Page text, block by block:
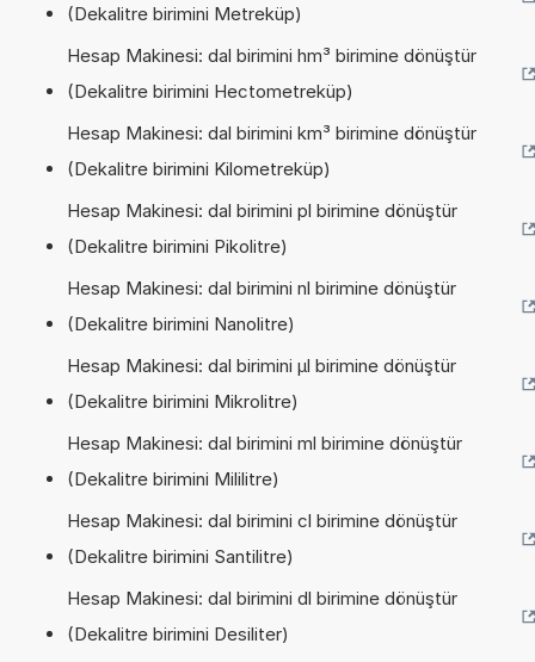
(Dekalitre birimini Metreküp)
Hesap Makinesi: dal birimini hm³ birimine dönüştür
(Dekalitre birimini Hectometreküp)
Hesap Makinesi: dal birimini km³ birimine dönüştür
(Dekalitre birimini Kilometreküp)
Hesap Makinesi: dal birimini pl birimine dönüştür
(Dekalitre birimini Pikolitre)
Hesap Makinesi: dal birimini nl birimine dönüştür
(Dekalitre birimini Nanolitre)
Hesap Makinesi: dal birimini µl birimine dönüştür
(Dekalitre birimini Mikrolitre)
Hesap Makinesi: dal birimini ml birimine dönüştür
(Dekalitre birimini Mililitre)
Hesap Makinesi: dal birimini cl birimine dönüştür
(Dekalitre birimini Santilitre)
Hesap Makinesi: dal birimini dl birimine dönüştür
(Dekalitre birimini Desiliter)